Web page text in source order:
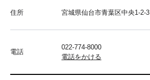
住所 宮城県仙台市青葉区中央1-2-3
電話
022-774-8000
電話をかける